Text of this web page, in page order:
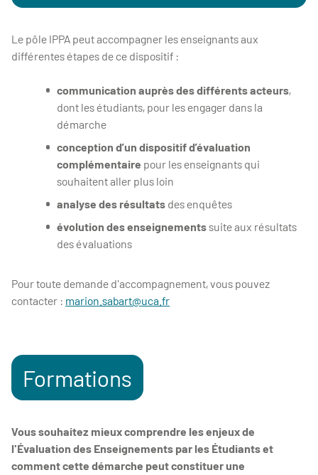
Le pôle IPPA peut accompagner les enseignants aux
différentes étapes de ce dispositif :
communication auprès des différents acteurs,
dont les étudiants, pour les engager dans la
démarche
conception d’un dispositif d’évaluation
complémentaire pour les enseignants qui
souhaitent aller plus loin
analyse des résultats des enquêtes
évolution des enseignementssuite aux résultats
des évaluations
Pour toute demande d'accompagnement, vous pouvez
contacter : marion.sabart@uca.fr
Formations
Vous souhaitez mieux comprendre les enjeux de
l'Évaluation des Enseignements par les Étudiants et
comment cette démarche peut constituer une